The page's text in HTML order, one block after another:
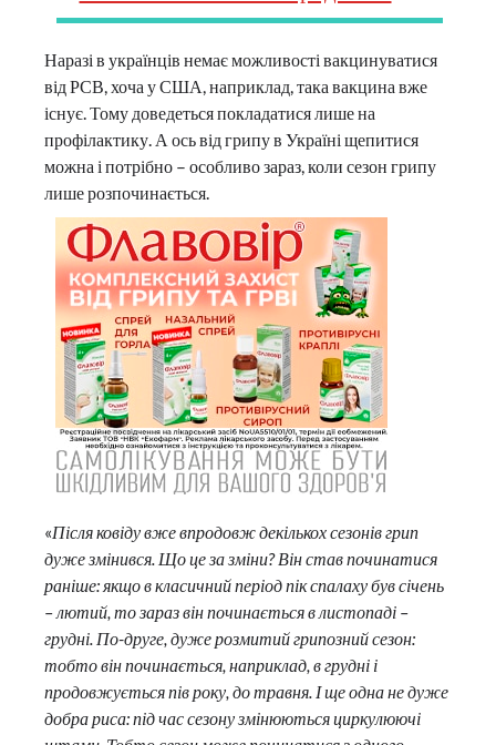
Наразі в українців немає можливості вакцинуватися
від РСВ, хоча у США, наприклад, така вакцина вже
існує. Тому доведеться покладатися лише на
профілактику. А ось від грипу в Україні щепитися
можна і потрібно – особливо зараз, коли сезон грипу
лише розпочинається.
«Після ковіду вже впродовж декількох сезонів грип
дуже змінився. Що це за зміни? Він став починатися
раніше: якщо в класичний період пік спалаху був січень
– лютий, то зараз він починається в листопаді –
грудні. По-друге, дуже розмитий грипозний сезон:
тобто він починається, наприклад, в грудні і
продовжується пів року, до травня. І ще одна не дуже
добра риса: під час сезону змінюються циркулюючі